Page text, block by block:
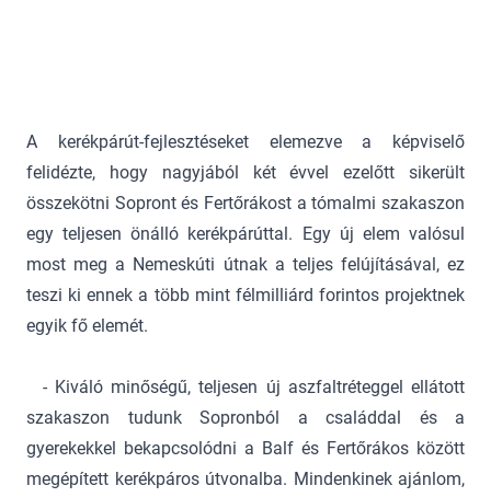
A kerékpárút-fejlesztéseket elemezve a képviselő
felidézte, hogy nagyjából két évvel ezelőtt sikerült
összekötni Sopront és Fertőrákost a tómalmi szakaszon
egy teljesen önálló kerékpárúttal. Egy új elem valósul
most meg a Nemeskúti útnak a teljes felújításával, ez
teszi ki ennek a több mint félmilliárd forintos projektnek
egyik fő elemét.
- Kiváló minőségű, teljesen új aszfaltréteggel ellátott
szakaszon tudunk Sopronból a családdal és a
gyerekekkel bekapcsolódni a Balf és Fertőrákos között
megépített kerékpáros útvonalba. Mindenkinek ajánlom,